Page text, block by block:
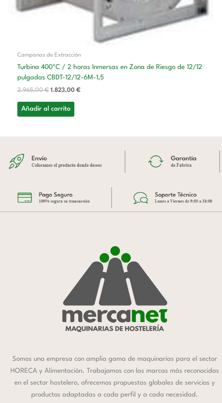
Campanas de Extracción
Turbina 400ºC / 2 horas Inmersas en Zona de Riesgo de 12/12
pulgadas CBDT-12/12-6M-1,5
2.965,00€ 1.823,00 €
Añadir al carrito
Somos una empresa con amplia gama de maquinarias para el sector
HORECA y Alimentación. Trabajamos con las marcas más reconocidas
en el sector hostelero, ofrecemos propuestas globales de servicios y
productos adaptadas a cada perfil y a cada necesidad.